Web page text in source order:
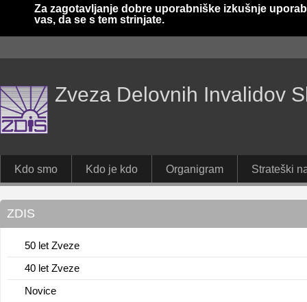
Za zagotavljanje dobre uporabniške izkušnje
vas, da se s tem strinjate.
Zveza Delovnih Invalidov
Kdo smo Kdo je kdo Organigram Strateški
ZDIS
50 let Zveze
40 let Zveze
Novice